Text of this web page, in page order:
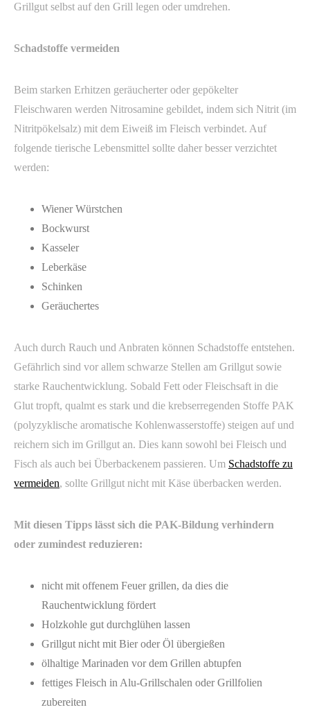
Grillgut selbst auf den Grill legen oder umdrehen.
Schadstoffe vermeiden
Beim starken Erhitzen geräucherter oder gepökelter
Fleischwaren werden Nitrosamine gebildet, indem sich Nitrit (im
Nitritpökelsalz) mit dem Eiweiß im Fleisch verbindet. Auf
folgende tierische Lebensmittel sollte daher besser verzichtet
werden:
Wiener Würstchen
Bockwurst
Kasseler
Leberkäse
Schinken
Geräuchertes
Auch durch Rauch und Anbraten können Schadstoffe entstehen.
Gefährlich sind vor allem schwarze Stellen am Grillgut sowie
starke Rauchentwicklung. Sobald Fett oder Fleischsaft in die
Glut tropft, qualmt es stark und die krebserregenden Stoffe PAK
(polyzyklische aromatische Kohlenwasserstoffe) steigen auf und
reichern sich im Grillgut an. Dies kann sowohl bei Fleisch und
Fisch als auch bei Überbackenem passieren. Um Schadstoffe zu
vermeiden, sollte Grillgut nicht mit Käse überbacken werden.
Mit diesen Tipps lässt sich die PAK-Bildung verhindern
oder zumindest reduzieren:
nicht mit offenem Feuer grillen, da dies die
Rauchentwicklung fördert
Holzkohle gut durchglühen lassen
Grillgut nicht mit Bier oder Öl übergießen
ölhaltige Marinaden vor dem Grillen abtupfen
fettiges Fleisch in Alu-Grillschalen oder Grillfolien
zubereiten